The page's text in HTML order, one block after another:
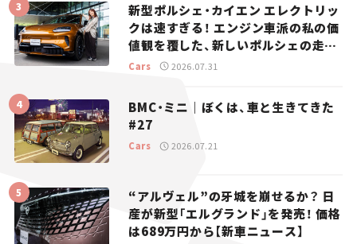
新型ポルシェ・カイエン エレクトリッ
クは速すぎる！ エンジン車派の私の価
値観を覆した、新しいポルシェの走
り。
Cars 2026.07.31
BMC・ミニ｜ぼくは、車と生きてきた
#27
Cars 2026.07.21
“アルヴェル”の牙城を崩せるか？ 日
産が新型「エルグランド」を発売！ 価格
は689万円から【新車ニュース】